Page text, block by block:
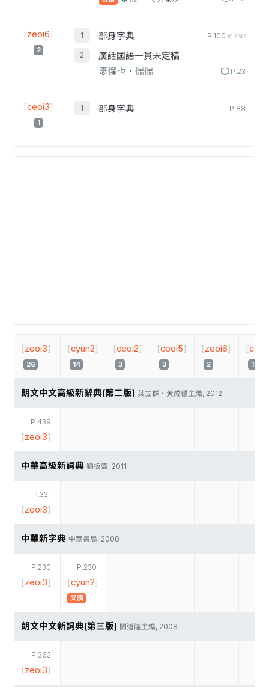
[zeoi6]
2
部身字典 P.100 #13242
廣話國語一貫未定稿
憂懼也，惴惴
P.23
[ceoi3]
1
部身字典 P.88
[zeoi3]
26
[cyun2]
14
[ceoi2]
3
[ceoi5]
3
[zeoi6]
2
[
1
朗文中文高級新辭典(第二版) 葉立群、黃成穩主編, 2012
P.439
[zeoi3]
中華高級新詞典 劉扳盛, 2011
P.331
[zeoi3]
中華新字典 中華書局, 2008
P.230
[zeoi3]
P.230
[cyun2]
又讀
朗文中文新詞典(第三版) 闕道隆主編, 2008
P.363
[zeoi3]